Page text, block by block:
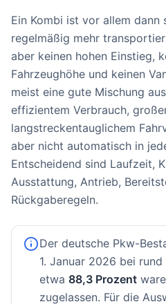
Ein Kombi ist vor allem dann
regelmäßig mehr
aber keinen hohen Einstieg,
Fahrzeughöhe und keinen
meist eine gute Mischung
effizientem Verbrauch,
langstreckentauglichem
aber nicht automatisch in
Entscheidend sind Laufzeit,
Ausstattung, Antrieb,
Rückgaberegeln.
Der deutsche Pkw-
1. Januar 2026 bei rund
etwa 88,3 Prozent
zugelassen. Für die